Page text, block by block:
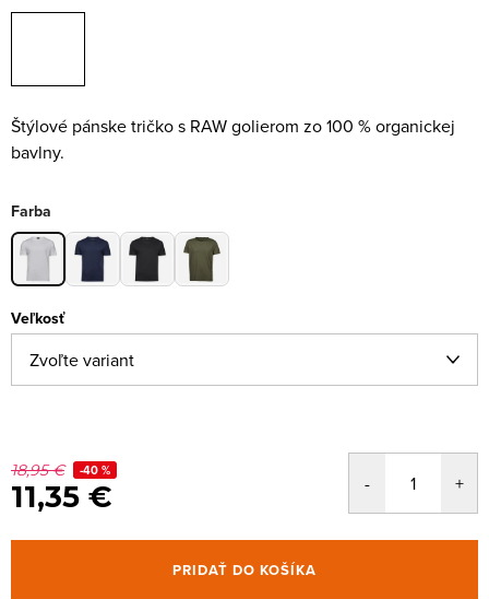
Štýlové pánske tričko s RAW golierom zo 100 % organickej
bavlny.
Farba
Veľkosť
18,95 € -40 %
11,35 €
PRIDAŤ DO KOŠÍKA